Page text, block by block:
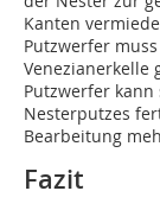
Kanten
Putzwerfer
Venezianerkelle
Putzwerfer
Nesterputzes
Bearbeitung
Fazit